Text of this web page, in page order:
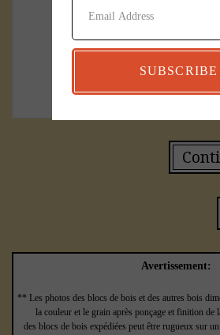
Nos
aux
Les
Avertissement:
** Les photos des blocs de bois et des autres bois
la couleur et le grain après ponçage et finition de
des blocs de bois expédiées peut être rugueux sur
SUBSCRIBE